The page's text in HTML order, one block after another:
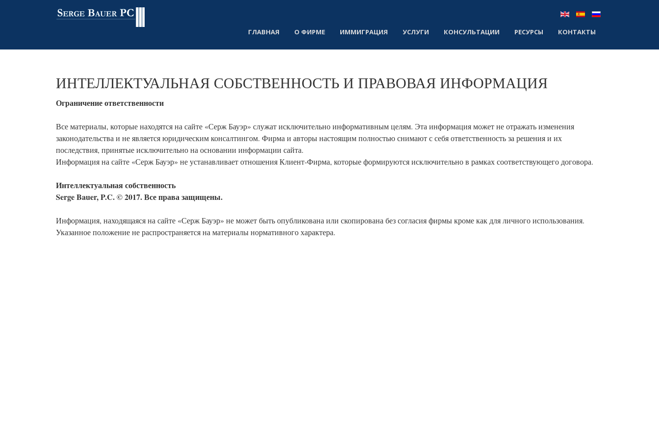
ГЛАВНАЯ О ФИРМЕ ИММИГРАЦИЯ УСЛУГИ КОНСУЛЬТАЦИИ РЕСУРСЫ КОНТАКТЫ
ИНТЕЛЛЕКТУАЛЬНАЯ СОБСТВЕННОСТЬ И ПРАВОВАЯ ИНФОРМАЦИЯ
Ограничение ответственности
Все материалы, которые находятся на сайте «Серж Бауэр» служат исключительно информативным целям. Эта информация может не отражать изменения
законодательства и не является юридическим консалтингом. Фирма и авторы настоящим полностью снимают с себя ответственность за решения и их
последствия, принятые исключительно на основании информации сайта.
Информация на сайте «Серж Бауэр» не устанавливает отношения Клиент-Фирма, которые формируются исключительно в рамках соответствующего договора.
Интеллектуальная собственность
Serge Bauer, P.C. © 2017. Все права защищены.
Информация, находящаяся на сайте «Серж Бауэр» не может быть опубликована или скопирована без согласия фирмы кроме как для личного использования.
Указанное положение не распространяется на материалы нормативного характера.